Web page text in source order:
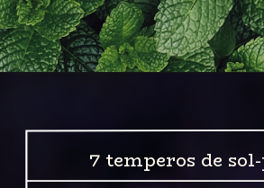
7 temperos de